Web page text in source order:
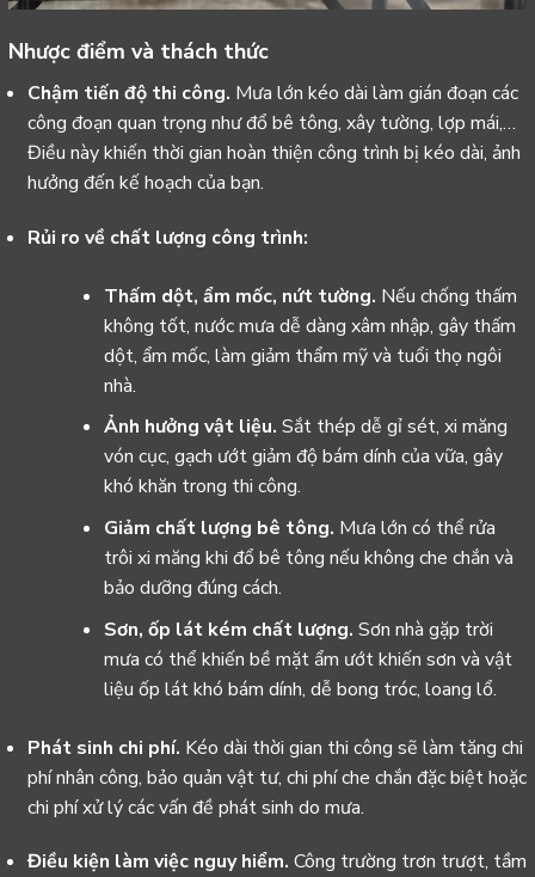
Nhược điểm và thách thức
Chậm tiến độ thi công. Mưa lớn kéo dài làm gián đoạn các
công đoạn quan trọng như đổ bê tông, xây tường, lợp mái,…
Điều này khiến thời gian hoàn thiện công trình bị kéo dài, ảnh
hưởng đến kế hoạch của bạn.
Rủi ro về chất lượng công trình:
Thấm dột, ẩm mốc, nứt tường. Nếu chống thấm
không tốt, nước mưa dễ dàng xâm nhập, gây thấm
dột, ẩm mốc, làm giảm thẩm mỹ và tuổi thọ ngôi
nhà.
Ảnh hưởng vật liệu. Sắt thép dễ gỉ sét, xi măng
vón cục, gạch ướt giảm độ bám dính của vữa, gây
khó khăn trong thi công.
Giảm chất lượng bê tông. Mưa lớn có thể rửa
trôi xi măng khi đổ bê tông nếu không che chắn và
bảo dưỡng đúng cách.
Sơn, ốp lát kém chất lượng. Sơn nhà gặp trời
mưa có thể khiến bề mặt ẩm ướt khiến sơn và vật
liệu ốp lát khó bám dính, dễ bong tróc, loang lổ.
Phát sinh chi phí. Kéo dài thời gian thi công sẽ làm tăng chi
phí nhân công, bảo quản vật tư, chi phí che chắn đặc biệt hoặc
chi phí xử lý các vấn đề phát sinh do mưa.
Điều kiện làm việc nguy hiểm. Công trường trơn trượt, tầm